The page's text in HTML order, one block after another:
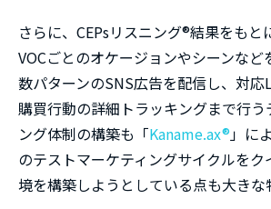
さらに、CEPsリスニング®結果をもと
VOCごとのオケージョンやシーンな
数パターンのSNS広告を配信し、対応
購買行動の詳細トラッキングまで行う
ング体制の構築も「Kaname.ax®」に
のテストマーケティングサイクルを
境を構築しようとしている点も大きな